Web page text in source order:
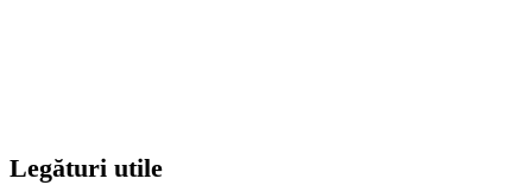
Legături utile